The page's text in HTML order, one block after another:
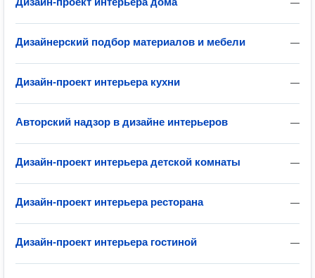
—
—
Дизайнерский подбор материалов и мебели
—
Дизайн-проект интерьера кухни
—
Авторский надзор в дизайне интерьеров
—
Дизайн-проект интерьера детской комнаты
—
Дизайн-проект интерьера ресторана
—
Дизайн-проект интерьера гостиной